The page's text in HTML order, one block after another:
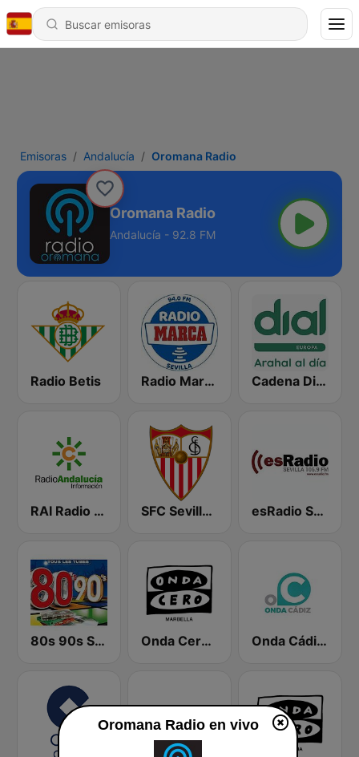
Emisoras Andalucía Oromana Radio
Oromana Radio
Andalucía - 92.8 FM
Radio Betis Radio Marca Sevilla Cadena Dial Europa
RAI Radio Andalucía Información SFC Sevilla Fútbol Club Radio 91.6 esRadio Sevilla
80s 90s Super Pop Hits Onda Cero Marbella Onda Cádiz Radio
Oromana Radio en vivo